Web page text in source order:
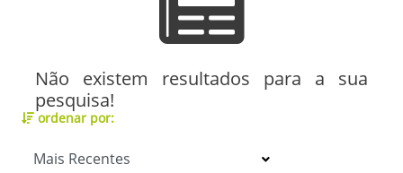
Não existem resultados para a sua
pesquisa!
ordenar por: